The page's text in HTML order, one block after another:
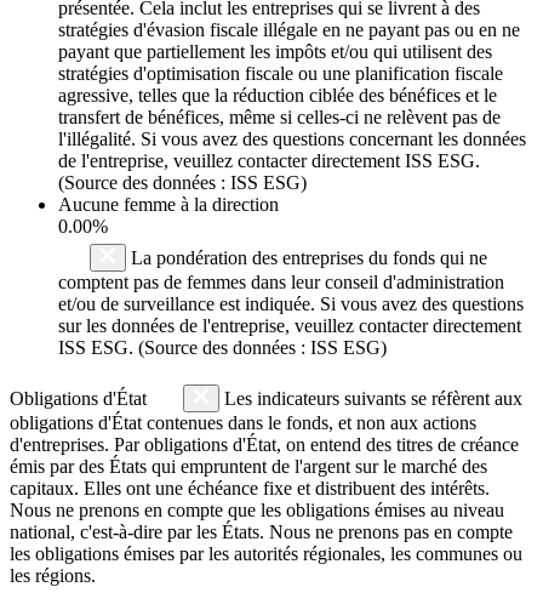
présentée. Cela inclut les entreprises qui se livrent à des
stratégies d'évasion fiscale illégale en ne payant pas ou en ne
payant que partiellement les impôts et/ou qui utilisent des
stratégies d'optimisation fiscale ou une planification fiscale
agressive, telles que la réduction ciblée des bénéfices et le
transfert de bénéfices, même si celles-ci ne relèvent pas de
l'illégalité. Si vous avez des questions concernant les données
de l'entreprise, veuillez contacter directement ISS ESG.
(Source des données : ISS ESG)
Aucune femme à la direction
0.00%
La pondération des entreprises du fonds qui ne
comptent pas de femmes dans leur conseil d'administration
et/ou de surveillance est indiquée. Si vous avez des questions
sur les données de l'entreprise, veuillez contacter directement
ISS ESG. (Source des données : ISS ESG)
Obligations d'État
Les indicateurs suivants se réfèrent aux
obligations d'État contenues dans le fonds, et non aux actions
d'entreprises. Par obligations d'État, on entend des titres de créance
émis par des États qui empruntent de l'argent sur le marché des
capitaux. Elles ont une échéance fixe et distribuent des intérêts.
Nous ne prenons en compte que les obligations émises au niveau
national, c'est-à-dire par les États. Nous ne prenons pas en compte
les obligations émises par les autorités régionales, les communes ou
les régions.